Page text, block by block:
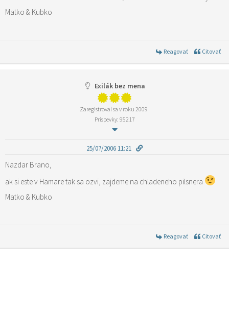
Matko & Kubko
Reagovať Citovať
Exilák bez mena
Zaregistroval sa v roku 2009
Príspevky: 95217
25/07/2006 11:21
Nazdar Brano,
ak si este v Hamare tak sa ozvi, zajdeme na chladeneho pilsnera
Matko & Kubko
Reagovať Citovať